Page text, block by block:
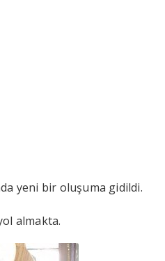
yeni bir oluşuma gidildi.
almakta.